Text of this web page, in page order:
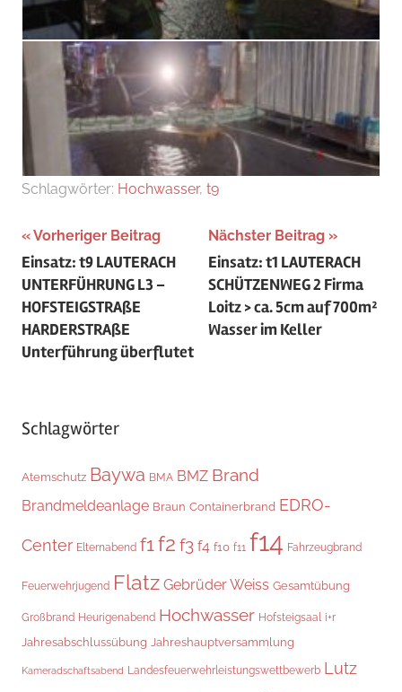
Schlagwörter: Hochwasser, t9
Beitragsnavigation
Vorheriger Beitrag
Einsatz: t9 LAUTERACH
UNTERFÜHRUNG L3 –
HOFSTEIGSTRAßE
HARDERSTRAßE
Unterführung überflutet
Nächster Beitrag
Einsatz: t1 LAUTERACH
SCHÜTZENWEG 2 Firma
Loitz > ca. 5cm auf 700m²
Wasser im Keller
Schlagwörter
Atemschutz Baywa BMA BMZ Brand
Brandmeldeanlage Braun Containerbrand EDRO-
Center Elternabend f1f2 f3 f4 f10 f11 f14 Fahrzeugbrand
Feuerwehrjugend Flatz Gebrüder Weiss Gesamtübung
Großbrand Heurigenabend Hochwasser Hofsteigsaal i+r
Jahresabschlussübung Jahreshauptversammlung
Kameradschaftsabend Landesfeuerwehrleistungswettbewerb Lutz